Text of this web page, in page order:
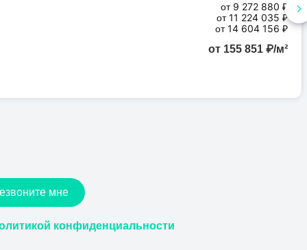
от 9 272 880 ₽
от 11 224 035 ₽
от 14 604 156 ₽
от 155 851 ₽/м²
мне
конфиденциальности